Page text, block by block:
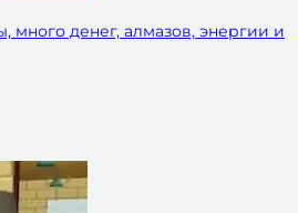
много денег, алмазов, энергии и